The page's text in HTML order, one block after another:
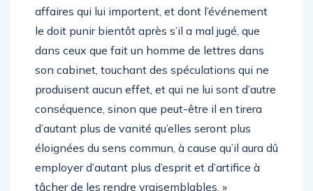
affaires qui lui importent, et dont l’événement
le doit punir bientôt après s’il a mal jugé, que
dans ceux que fait un homme de lettres dans
son cabinet, touchant des spéculations qui ne
produisent aucun effet, et qui ne lui sont d’autre
conséquence, sinon que peut-être il en tirera
d’autant plus de vanité qu’elles seront plus
éloignées du sens commun, à cause qu’il aura dû
employer d’autant plus d’esprit et d’artifice à
tâcher de les rendre vraisemblables. »